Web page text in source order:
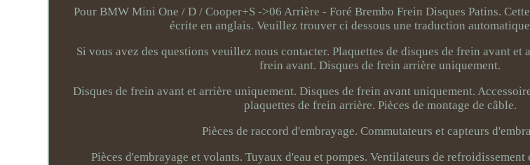
Pour BMW Mini One / D / Cooper+S ->06 Arrière - Foré Brembo Frein Disques Patins.
écrite en anglais. Veuillez trouver ci dessous une traduction
Si vous avez des questions veuillez nous contacter. Plaquettes de disques de frein avant et
frein avant. Disques de frein arrière uniquement.
Disques de frein avant et arrière uniquement. Disques de frein avant uniquement.
plaquettes de frein arrière. Pièces de montage de câble.
Pièces de raccord d'embrayage. Commutateurs et capteurs
Pièces d'embrayage et volants. Tuyaux d'eau et pompes. Ventilateurs de